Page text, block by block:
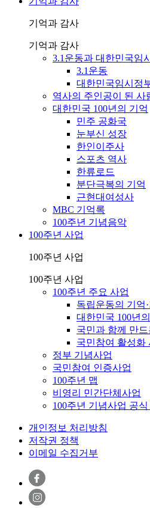
기억과 감사
기억과 감사
3.1운동과 대한민국임
3.1운동
대한민국임시정
역사의 주인공이 된 사
대한민국 100년의 기억
민주 공화국
눈부신 성장
한인이주사
스포츠 역사
한류로드
분단극복의 기억
근현대여성사
MBC 기억록
100주년 기념음악
100주년 사업
100주년 사업
100주년 사업
100주년 주요 사업
독립운동의 기억
대한민국 100년
국민과 함께 만
국민참여 활성화
정부 기념사업
국민참여 인증사업
100주년 맵
비영리 민간단체사업
100주년 기념사업 공식
개인정보 처리방침
저작권 정책
이메일 수집거부